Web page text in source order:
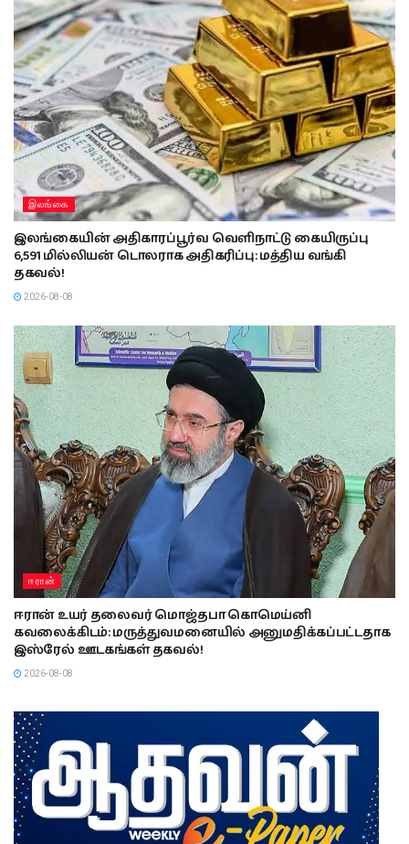
இலங்கை
இலங்கையின் அதிகாரப்பூர்வ வெளிநாட்டு கையிருப்பு
6,591 மில்லியன் டொலராக அதிகரிப்பு: மத்திய வங்கி
தகவல்!
2026-08-08
ஈரான்
ஈரான் உயர் தலைவர் மொஜ்தபா கொமெய்னி
கவலைக்கிடம்: மருத்துவமனையில் அனுமதிக்கப்பட்டதாக
இஸ்ரேல் ஊடகங்கள் தகவல்!
2026-08-08